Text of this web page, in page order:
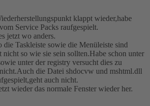
klappt wieder,habe
Service Packs raufgespielt.
jetzt wo anders.
die Taskleiste sowie die Menüleiste sind
nicht so wie sie sein sollten.Habe schon unter
unter der registry versucht dies zu
die Datei shdocvw und mshtml.dll
auch nicht.
wieder das normale Fenster wieder her.